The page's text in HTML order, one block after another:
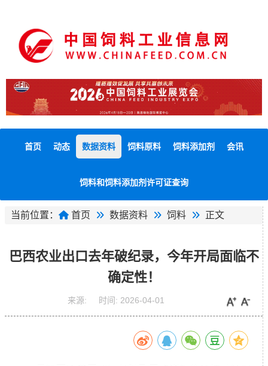
首页 动态 数据资料 饲料原料 饲料添加剂 会讯
饲料和饲料添加剂许可证查询
当前位置： 首页 数据资料 饲料 正文
巴西农业出口去年破纪录，今年开局面临不
确定性！
来源: 时间: 2026-04-01